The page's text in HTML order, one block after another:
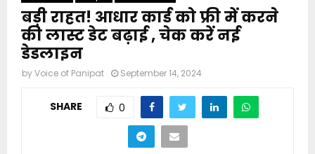
बड़ी राहत! आधार कार्ड को फ्री में करने
की लास्ट डेट बढ़ाई , चेक करें नई
डेडलाइन
byVoice of Panipat September 14, 2024
SHARE 0